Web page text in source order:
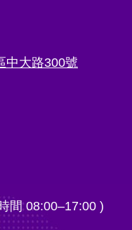
中大路300號
間 08:00–17:00 )